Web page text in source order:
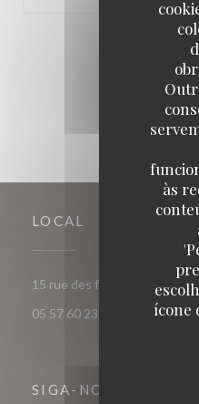
às
ícone
LOCAL
15 rue des frères Bonie
05 57 60 23 56
SIGA-NOS